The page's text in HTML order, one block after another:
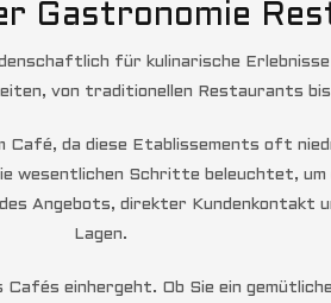
Gastronomie
für kulinarische
von traditionellen Restaurants
da diese Etablissements oft
wesentlichen Schritte beleuchtet,
Angebots, direkter Kundenkontakt
Lagen.
einhergeht. Ob Sie ein